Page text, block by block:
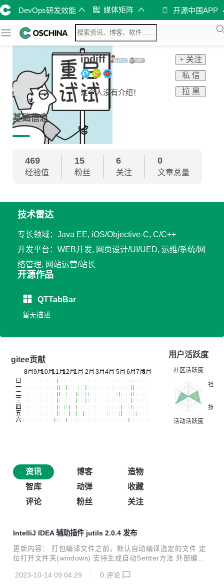
DevOps研发效能 媒体矩阵 开源中国APP
indiff
这个人没有介绍！
+ 关注
私 信
拉 黑
基础信息
469
经验值
15
粉丝
6
关注
0
文章总量
技术雷达
专长领域：Java EE, iOS/Objective-C, C/C++
开发平台：WEB开发, 网页设计/UI/UED, 运维/系统/网
络管理, 网站运营/站长
开源作品
QTTabBar
暂无描述
gitee贡献
用户活跃度
资讯 博客
造物
智库
动弹
收藏
评论
粉丝 关注
IntelliJ IDEA 辅助插件 jutils 2.0.4 发布
更新内容： 打包编译文件之前，默认自动编译选定的文件 定
位打开文件夹(windows) 支持生成自动Settter方法 外部编辑
选中文件进行打包(包含目录，不包含目录) https://plugins.jet
2023-10-14 09:04:29 0 评论